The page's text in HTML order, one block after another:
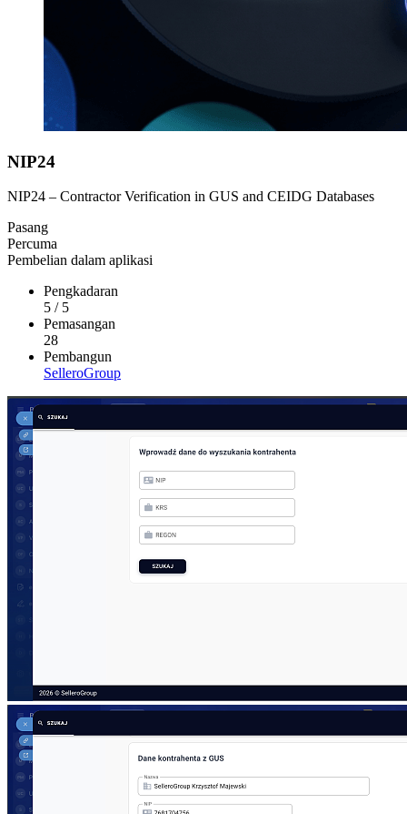
NIP24
NIP24 – Contractor Verification in GUS and CEIDG Databases
Pasang
Percuma
Pembelian dalam aplikasi
Pengkadaran
5 / 5
Pemasangan
28
Pembangun
SelleroGroup